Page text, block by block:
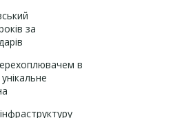
за
в